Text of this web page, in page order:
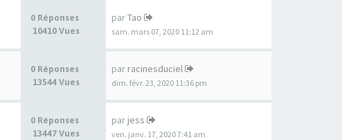
0 Réponses
10410 Vues
parTao
sam. mars 07, 2020 11:12 am
0 Réponses
13544 Vues
par racinesduciel
dim. févr. 23, 2020 11:36 pm
0 Réponses
13447 Vues
par jess
ven. janv. 17, 2020 7:41 am